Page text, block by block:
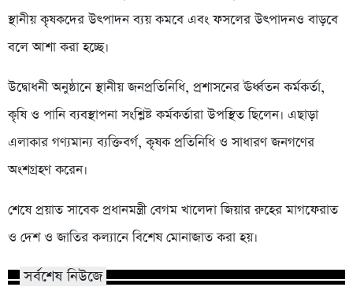
স্থানীয় কৃষকদের উৎপাদন ব্যয় কমবে এবং ফসলের উৎপাদনও বাড়বে
বলে আশা করা হচ্ছে।
উদ্বোধনী অনুষ্ঠানে স্থানীয় জনপ্রতিনিধি, প্রশাসনের ঊর্ধ্বতন কর্মকর্তা,
কৃষি ও পানি ব্যবস্থাপনা সংশ্লিষ্ট কর্মকর্তারা উপস্থিত ছিলেন। এছাড়া
এলাকার গণ্যমান্য ব্যক্তিবর্গ, কৃষক প্রতিনিধি ও সাধারণ জনগণের
অংশগ্রহণ করেন।
শেষে প্রয়াত সাবেক প্রধানমন্ত্রী বেগম খালেদা জিয়ার রুহের মাগফেরাত
ও দেশ ও জাতির কল্যানে বিশেষ মোনাজাত করা হয়।
সর্বশেষ নিউজে